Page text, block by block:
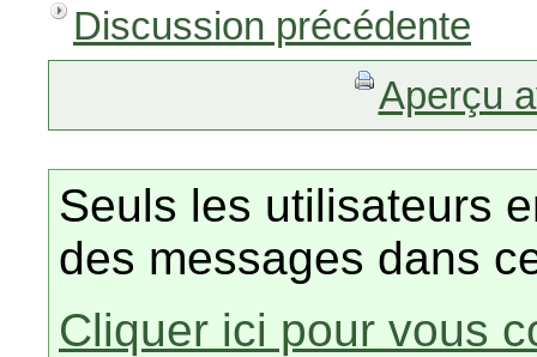
Discussion précédente
Aperçu
Seuls les utilisateurs
des messages dans
Cliquer ici pour vous